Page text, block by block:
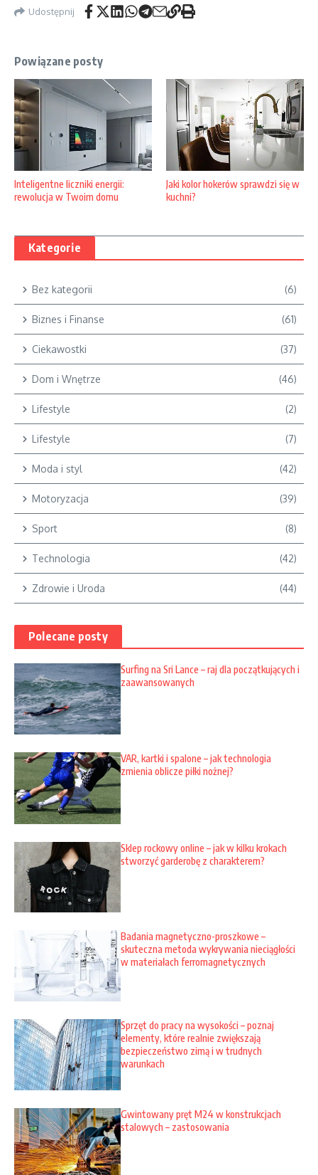
Udostępnij
Powiązane posty
Inteligentne liczniki energii:
rewolucja w Twoim domu
Jaki kolor hokerów sprawdzi się w
kuchni?
Kategorie
Bez kategorii (6)
Biznes i Finanse (61)
Ciekawostki (37)
Dom i Wnętrze (46)
Lifestyle (2)
Lifestyle (7)
Moda i styl (42)
Motoryzacja (39)
Sport (8)
Technologia (42)
Zdrowie i Uroda (44)
Polecane posty
Surfing na Sri Lance – raj dla początkujących i
zaawansowanych
VAR, kartki i spalone – jak technologia
zmienia oblicze piłki nożnej?
Sklep rockowy online – jak w kilku krokach
stworzyć garderobę z charakterem?
Badania magnetyczno-proszkowe –
skuteczna metoda wykrywania nieciągłości
w materiałach ferromagnetycznych
Sprzęt do pracy na wysokości – poznaj
elementy, które realnie zwiększają
bezpieczeństwo zimą i w trudnych
warunkach
Gwintowany pręt M24 w konstrukcjach
stalowych – zastosowania